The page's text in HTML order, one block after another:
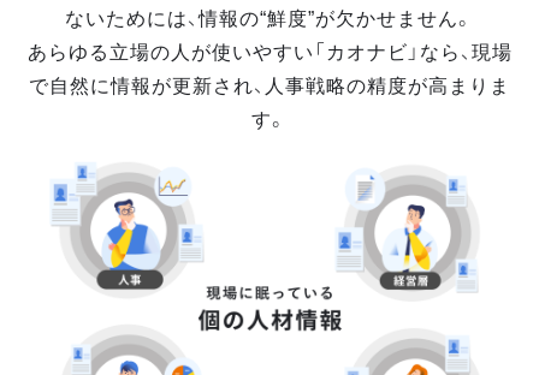
ないためには、情報の“鮮度”が欠かせません。
あらゆる立場の人が使いやすい「カオナビ」なら、現場
で自然に情報が更新され、人事戦略の精度が高まりま
す。